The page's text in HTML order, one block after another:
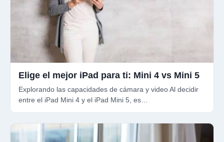
Elige el mejor iPad para ti: Mini 4 vs Mini 5
Explorando las capacidades de cámara y video Al decidir
entre el iPad Mini 4 y el iPad Mini 5, es…